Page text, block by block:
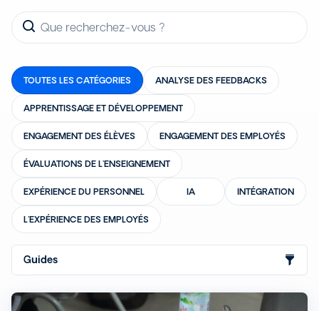
TOUTES LES CATÉGORIES ANALYSE DES FEEDBACKS
APPRENTISSAGE ET DÉVELOPPEMENT
ENGAGEMENT DES ÉLÈVES ENGAGEMENT DES EMPLOYÉS
ÉVALUATIONS DE L'ENSEIGNEMENT
EXPÉRIENCE DU PERSONNEL IA INTÉGRATION
L'EXPÉRIENCE DES EMPLOYÉS
Guides